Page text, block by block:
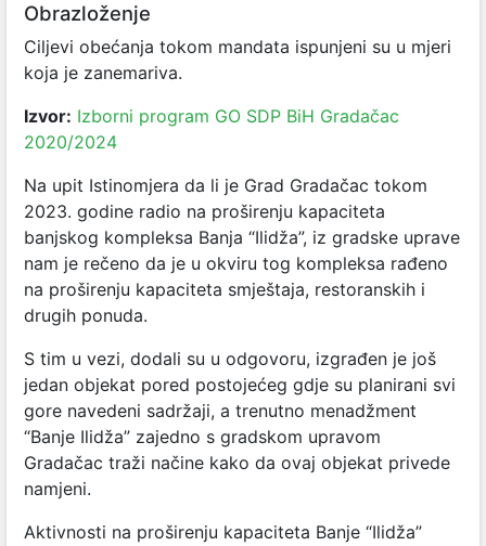
Obrazloženje
Ciljevi obećanja tokom mandata ispunjeni su u mjeri
koja je zanemariva.
Izvor: Izborni program GO SDP BiH Gradačac
2020/2024
Na upit Istinomjera da li je Grad Gradačac tokom
2023. godine radio na proširenju kapaciteta
banjskog kompleksa Banja “Ilidža”, iz gradske uprave
nam je rečeno da je u okviru tog kompleksa rađeno
na proširenju kapaciteta smještaja, restoranskih i
drugih ponuda.
S tim u vezi, dodali su u odgovoru, izgrađen je još
jedan objekat pored postojećeg gdje su planirani svi
gore navedeni sadržaji, a trenutno menadžment
“Banje Ilidža” zajedno s gradskom upravom
Gradačac traži načine kako da ovaj objekat privede
namjeni.
Aktivnosti na proširenju kapaciteta Banje “Ilidža”